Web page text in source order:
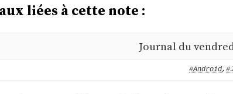
liées à cette note :
Journal du
#Android,